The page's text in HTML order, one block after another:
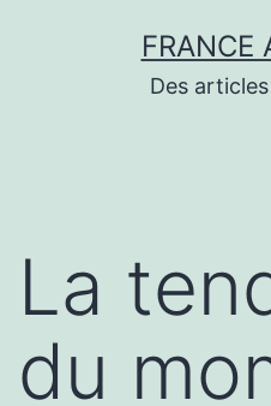
FRANCE
Des
La
du